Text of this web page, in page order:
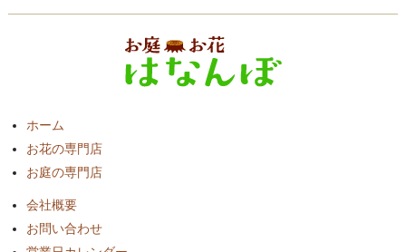
ホーム
お花の専門店
お庭の専門店
会社概要
お問い合わせ